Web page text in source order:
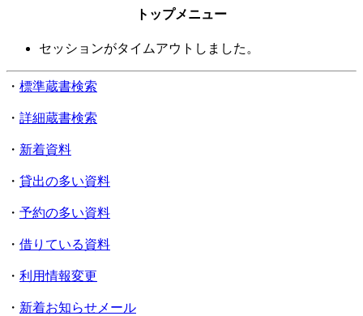
トップメニュー
セッションがタイムアウトしました。
・ 標準蔵書検索
・ 詳細蔵書検索
・ 新着資料
・ 貸出の多い資料
・ 予約の多い資料
・ 借りている資料
・ 利用情報変更
・ 新着お知らせメール